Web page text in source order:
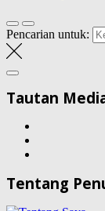
Pencarian untuk:
Tautan
Tentang